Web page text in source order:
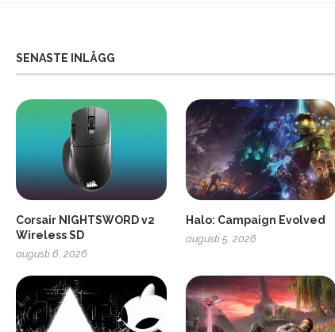
SENASTE INLÄGG
Corsair NIGHTSWORD v2
Wireless SD
augusti 6, 2026
Halo: Campaign Evolved
augusti 5, 2026